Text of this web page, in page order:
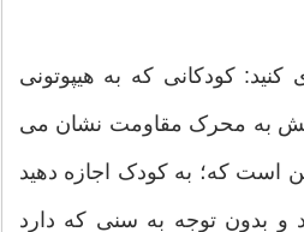
کنید: کودکانی که به هیپوتونی
به محرک مقاومت نشان می
است که؛ به کودک اجازه دهید
و بدون توجه به سنی که دارد